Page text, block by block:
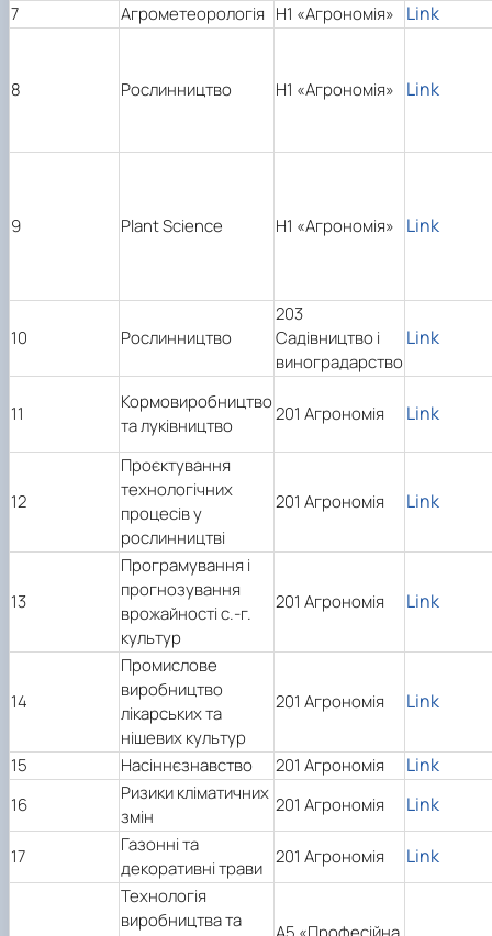
7 Агрометеорологія Н1 «Агрономія» Link
8 Рослинництво Н1 «Агрономія» Link
9 Plant Science Н1 «Агрономія» Link
10 Рослинництво
203
Садівництво і
виноградарство
Link
11
Кормовиробництво
та луківництво
201 Агрономія Link
12
Проєктування
технологічних
процесів у
рослинництві
201 Агрономія Link
13
Програмування і
прогнозування
врожайності с.-г.
культур
201 Агрономія Link
14
Промислове
виробництво
лікарських та
нішевих культур
201 Агрономія Link
15 Насіннєзнавство 201 Агрономія Link
16
Ризики кліматичних
змін
201 Агрономія Link
17
Газонні та
декоративні трави
201 Агрономія Link
Технологія
виробництва та